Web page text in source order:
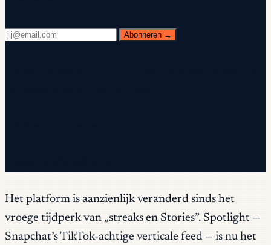
Abonneren →
Het platform is aanzienlijk veranderd sinds het
vroege tijdperk van „streaks en Stories”. Spotlight —
Snapchat’s TikTok-achtige verticale feed — is nu het